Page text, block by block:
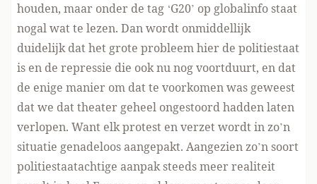
houden, maar onder de tag ‘G20’ op globalinfostaat
nogal wat te lezen. Dan wordt onmiddellijk
duidelijk dat het grote probleem hier de politiestaat
is en de repressie die ook nu nog voortduurt, en dat
de enige manier om dat te voorkomen was geweest
dat we dat theater geheel ongestoord hadden laten
verlopen. Want elk protest en verzet wordt in zo’n
situatie genadeloos aangepakt. Aangezien zo’n soort
politiestaatachtige aanpak steeds meer realiteit